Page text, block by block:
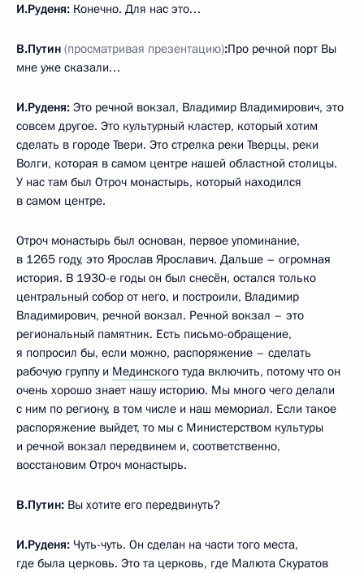
И.Руденя: Конечно. Для нас это…
В.Путин (просматривая презентацию):Про речной порт Вы
мне уже сказали…
И.Руденя: Это речной вокзал, Владимир Владимирович, это
совсем другое. Это культурный кластер, который хотим
сделать в городе Твери. Это стрелка реки Тверцы, реки
Волги, которая в самом центре нашей областной столицы.
У нас там был Отроч монастырь, который находился
в самом центре.
Отроч монастырь был основан, первое упоминание,
в 1265 году, это Ярослав Ярославич. Дальше – огромная
история. В 1930-е годы он был снесён, остался только
центральный собор от него, и построили, Владимир
Владимирович, речной вокзал. Речной вокзал – это
региональный памятник. Есть письмо-обращение,
я попросил бы, если можно, распоряжение – сделать
рабочую группу и Мединского туда включить, потому что он
очень хорошо знает нашу историю. Мы много чего делали
с ним по региону, в том числе и наш мемориал. Если такое
распоряжение выйдет, то мы с Министерством культуры
и речной вокзал передвинем и, соответственно,
восстановим Отроч монастырь.
В.Путин: Вы хотите его передвинуть?
И.Руденя: Чуть-чуть. Он сделан на части того места,
где была церковь. Это та церковь, где Малюта Скуратов